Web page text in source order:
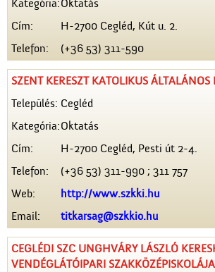
Kategória:Oktatás
Cím:
H-2700 Cegléd, Kút u. 2.
Telefon:
(+36 53) 311-590
SZENT KERESZT KATOLIKUS ÁLTALÁNOS
Település: Cegléd
Kategória:Oktatás
Cím:
H-2700 Cegléd, Pesti út 2-4.
Telefon:
(+36 53) 311-990 ; 311 757
Web:
http://www.szkki.hu
Email:
titkarsag@szkkio.hu
CEGLÉDI SZC UNGHVÁRY LÁSZLÓ
VENDÉGLÁTÓIPARI